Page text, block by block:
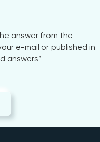
answer from the
e-mail or published in
answers”